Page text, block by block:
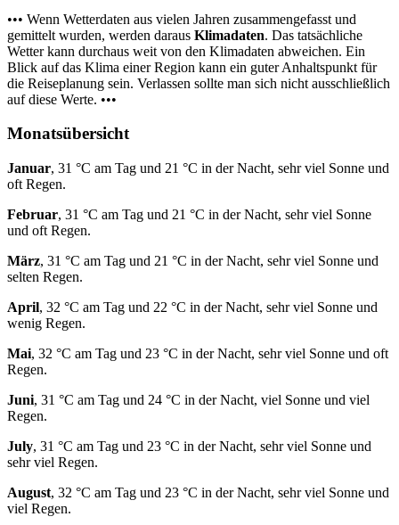
••• Wenn Wetterdaten aus vielen Jahren zusammengefasst und
gemittelt wurden, werden daraus Klimadaten. Das tatsächliche
Wetter kann durchaus weit von den Klimadaten abweichen. Ein
Blick auf das Klima einer Region kann ein guter Anhaltspunkt für
die Reiseplanung sein. Verlassen sollte man sich nicht ausschließlich
auf diese Werte. •••
Monatsübersicht
Januar, 31 °C am Tag und 21 °C in der Nacht, sehr viel Sonne und
oft Regen.
Februar, 31 °C am Tag und 21 °C in der Nacht, sehr viel Sonne
und oft Regen.
März, 31 °C am Tag und 21 °C in der Nacht, sehr viel Sonne und
selten Regen.
April, 32 °C am Tag und 22 °C in der Nacht, sehr viel Sonne und
wenig Regen.
Mai, 32 °C am Tag und 23 °C in der Nacht, sehr viel Sonne und oft
Regen.
Juni, 31 °C am Tag und 24 °C in der Nacht, viel Sonne und viel
Regen.
July, 31 °C am Tag und 23 °C in der Nacht, sehr viel Sonne und
sehr viel Regen.
August, 32 °C am Tag und 23 °C in der Nacht, sehr viel Sonne und
viel Regen.